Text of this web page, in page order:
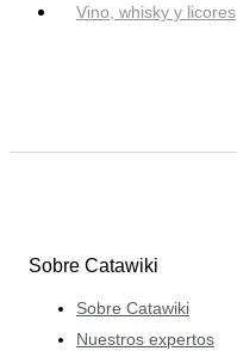
Vino, whisky y licores
Sobre Catawiki
Sobre Catawiki
Nuestros expertos